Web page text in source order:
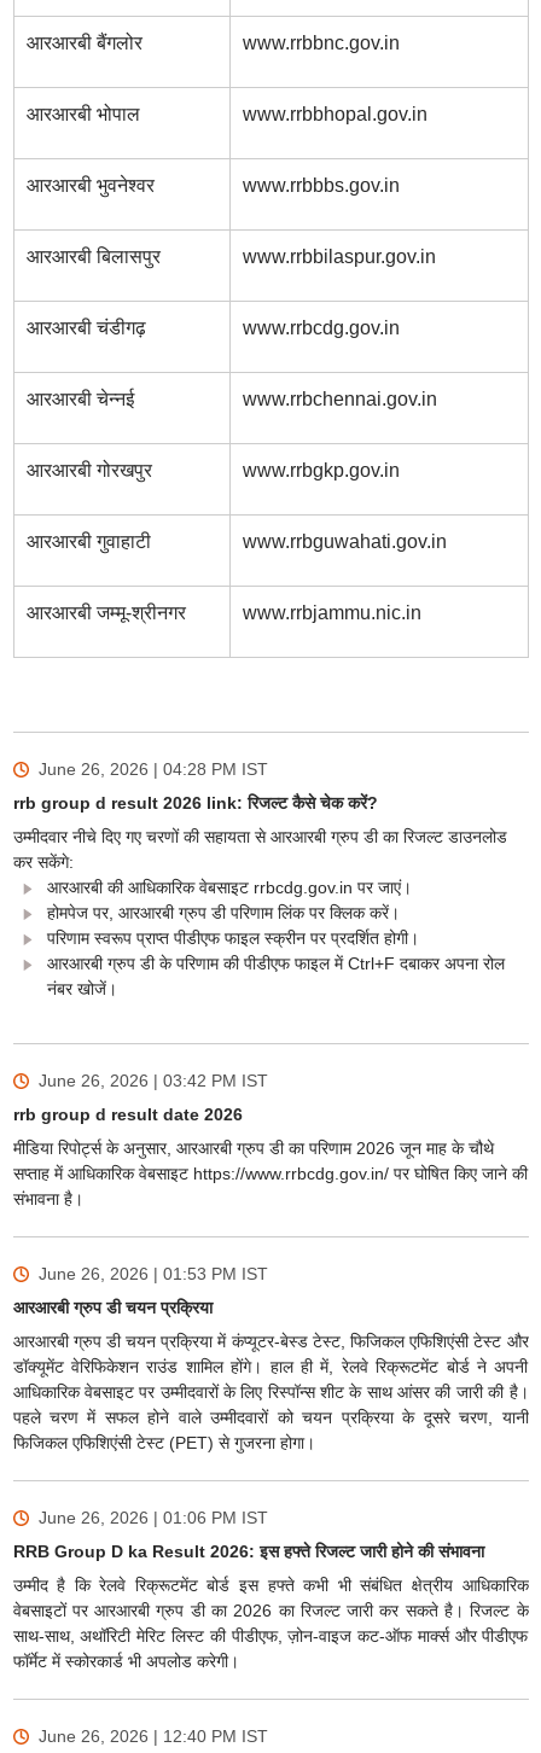
आरआरबी बैंगलोर www.rrbbnc.gov.in
आरआरबी भोपाल www.rrbbhopal.gov.in
आरआरबी भुवनेश्वर www.rrbbbs.gov.in
आरआरबी बिलासपुर www.rrbbilaspur.gov.in
आरआरबी चंडीगढ़ www.rrbcdg.gov.in
आरआरबी चेन्नई www.rrbchennai.gov.in
आरआरबी गोरखपुर www.rrbgkp.gov.in
आरआरबी गुवाहाटी www.rrbguwahati.gov.in
आरआरबी जम्मू-श्रीनगर www.rrbjammu.nic.in
June 26, 2026 | 04:28 PM IST
rrb group d result 2026 link: रिजल्ट कैसे चेक करें?
उम्मीदवार नीचे दिए गए चरणों की सहायता से आरआरबी ग्रुप डी का रिजल्ट डाउनलोड
कर सकेंगे:
आरआरबी की आधिकारिक वेबसाइट rrbcdg.gov.in पर जाएं।
होमपेज पर, आरआरबी ग्रुप डी परिणाम लिंक पर क्लिक करें।
परिणाम स्वरूप प्राप्त पीडीएफ फाइल स्क्रीन पर प्रदर्शित होगी।
आरआरबी ग्रुप डी के परिणाम की पीडीएफ फाइल में Ctrl+F दबाकर अपना रोल
नंबर खोजें।
June 26, 2026 | 03:42 PM IST
rrb group d result date 2026
मीडिया रिपोर्ट्स के अनुसार, आरआरबी ग्रुप डी का परिणाम 2026 जून माह के चौथे
सप्ताह में आधिकारिक वेबसाइट https://www.rrbcdg.gov.in/ पर घोषित किए जाने की
संभावना है।
June 26, 2026 | 01:53 PM IST
आरआरबी ग्रुप डी चयन प्रक्रिया
आरआरबी ग्रुप डी चयन प्रक्रिया में कंप्यूटर-बेस्ड टेस्ट, फिजिकल एफिशिएंसी टेस्ट और
डॉक्यूमेंट वेरिफिकेशन राउंड शामिल होंगे। हाल ही में, रेलवे रिक्रूटमेंट बोर्ड ने अपनी
आधिकारिक वेबसाइट पर उम्मीदवारों के लिए रिस्पॉन्स शीट के साथ आंसर की जारी की है।
पहले चरण में सफल होने वाले उम्मीदवारों को चयन प्रक्रिया के दूसरे चरण, यानी
फिजिकल एफिशिएंसी टेस्ट (PET) से गुजरना होगा।
June 26, 2026 | 01:06 PM IST
RRB Group D ka Result 2026: इस हफ्ते रिजल्ट जारी होने की संभावना
उम्मीद है कि रेलवे रिक्रूटमेंट बोर्ड इस हफ्ते कभी भी संबंधित क्षेत्रीय आधिकारिक
वेबसाइटों पर आरआरबी ग्रुप डी का 2026 का रिजल्ट जारी कर सकते है। रिजल्ट के
साथ-साथ, अथॉरिटी मेरिट लिस्ट की पीडीएफ, ज़ोन-वाइज कट-ऑफ मार्क्स और पीडीएफ
फॉर्मेट में स्कोरकार्ड भी अपलोड करेगी।
June 26, 2026 | 12:40 PM IST